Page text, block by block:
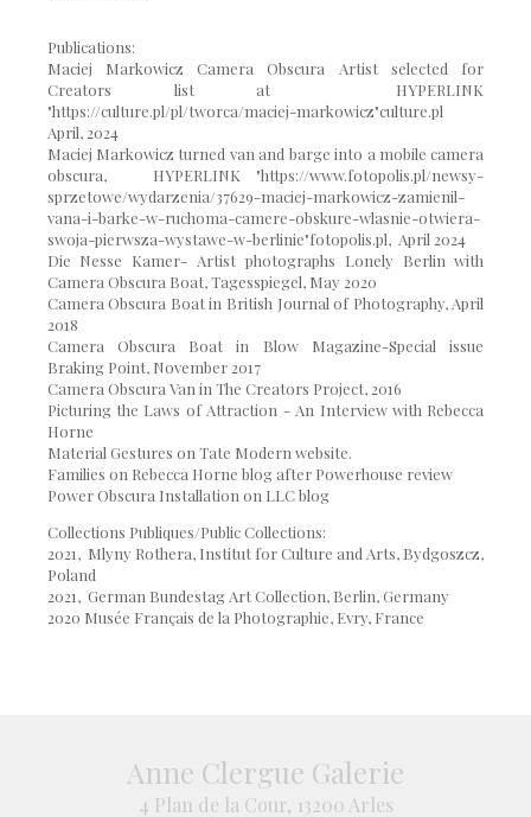
Publications:
Maciej Markowicz Camera Obscura Artist selected for
Creators list at HYPERLINK
"https://culture.pl/pl/tworca/maciej-markowicz"culture.pl
April, 2024
Maciej Markowicz turned van and barge into a mobile camera
obscura, HYPERLINK "https://www.fotopolis.pl/newsy-
sprzetowe/wydarzenia/37629-maciej-markowicz-zamienil-
vana-i-barke-w-ruchoma-camere-obskure-wlasnie-otwiera-
swoja-pierwsza-wystawe-w-berlinie"fotopolis.pl, April 2024
Die Nesse Kamer- Artist photographs Lonely Berlin with
Camera Obscura Boat, Tagesspiegel, May 2020
Camera Obscura Boat in British Journal of Photography, April
2018
Camera Obscura Boat in Blow Magazine-Special issue
Braking Point, November 2017
Camera Obscura Van in The Creators Project, 2016
Picturing the Laws of Attraction - An Interview with Rebecca
Horne
Material Gestures on Tate Modern website.
Families on Rebecca Horne blog after Powerhouse review
Power Obscura Installation on LLC blog
Collections Publiques/Public Collections:
2021, Mlyny Rothera, Institut for Culture and Arts, Bydgoszcz,
Poland
2021, German Bundestag Art Collection, Berlin, Germany
2020 Musée Français de la Photographie, Evry, France
Anne Clergue Galerie
4 Plan de la Cour, 13200 Arles